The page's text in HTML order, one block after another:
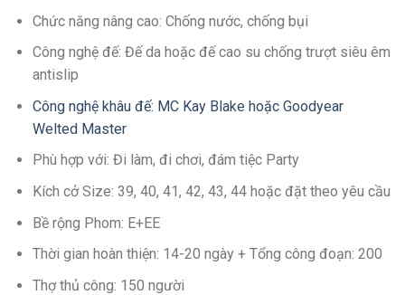
Chức năng nâng cao: Chống nước, chống bụi
Công nghệ đế: Đế da hoặc đế cao su chống trượt siêu êm
antislip
Công nghệ khâu đế: MC Kay Blake hoặc Goodyear
Welted Master
Phù hợp với: Đi làm, đi chơi, đám tiệc Party
Kích cở Size: 39, 40, 41, 42, 43, 44 hoặc đặt theo yêu cầu
Bề rộng Phom: E+EE
Thời gian hoàn thiện: 14-20 ngày + Tổng công đoạn: 200
Thợ thủ công: 150 người